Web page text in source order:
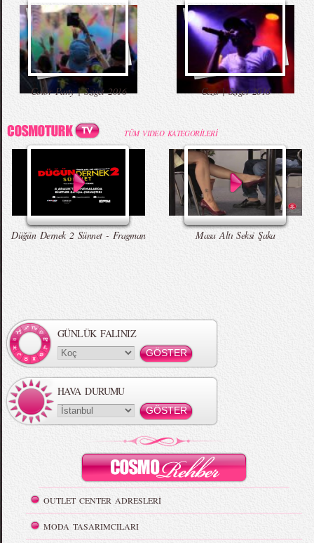
Color Party | Sziget 2016 Ceza | Sziget 2016
TÜM VIDEO KATEGORİLERİ
Düğün Dernek 2 Sünnet - Fragman Masa Altı Seksi Şaka
GÜNLÜK FALINIZ
HAVA DURUMU
OUTLET CENTER ADRESLERİ
MODA TASARIMCILARI